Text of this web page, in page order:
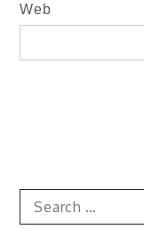
Web
Search
for: